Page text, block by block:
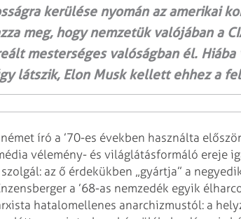
kerülése nyomán az amerikai
meg, hogy nemzetük valójában a
mesterséges valóságban él.
látszik, Elon Musk kellett ehhez a
író a ’70-es években használta
vélemény- és világlátásformáló ereje
az ő érdekükben „gyártja” a
a ’68-as nemzedék egyik
hatalomellenes anarchizmustól: a